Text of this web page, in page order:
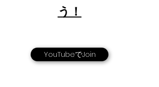
う！
YouTubeでJoin